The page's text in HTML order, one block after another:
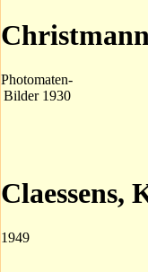
Photomaten-
Bilder 1930
Claessens,
1949